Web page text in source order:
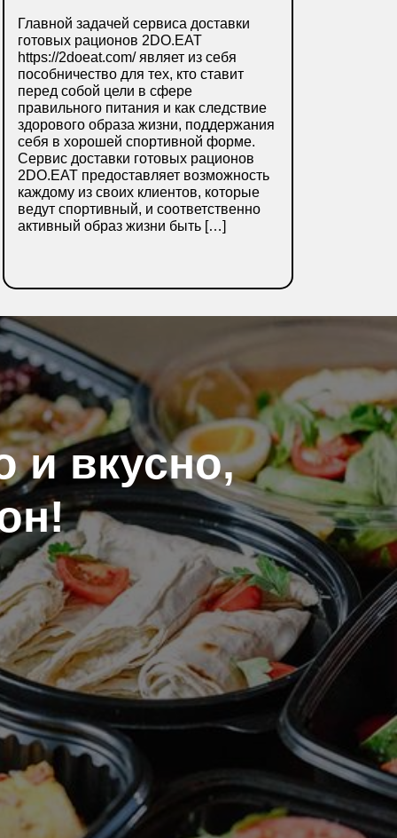
Главной задачей сервиса доставки
готовых рационов 2DO.EAT
https://2doeat.com/ являет из себя
пособничество для тех, кто ставит
перед собой цели в сфере
правильного питания и как следствие
здорового образа жизни, поддержания
себя в хорошей спортивной форме.
Сервис доставки готовых рационов
2DO.EAT предоставляет возможность
каждому из своих клиентов, которые
ведут спортивный, и соответственно
активный образ жизни быть […]
и вкусно,